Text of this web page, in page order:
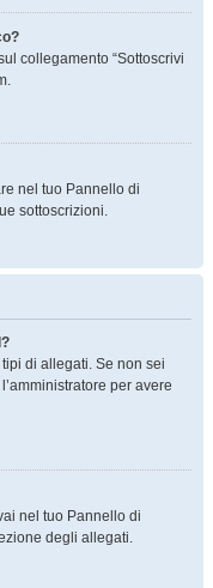
collegamento “Sottoscrivi
nel tuo Pannello di
sottoscrizioni.
di allegati. Se non sei
per avere
nel tuo Pannello di
degli allegati.